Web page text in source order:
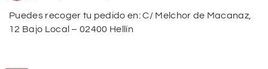
Puedes recoger tu pedido en: C/ Melchor de Macanaz,
12 Bajo Local – 02400 Hellín